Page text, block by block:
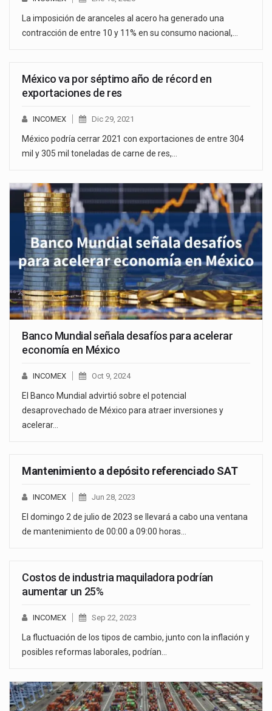
La imposición de aranceles al acero ha generado una
contracción de entre 10 y 11% en su consumo nacional,…
México va por séptimo año de récord en
exportaciones de res
INCOMEX Dic 29, 2021
México podría cerrar 2021 con exportaciones de entre 304
mil y 305 mil toneladas de carne de res,…
Banco Mundial señala desafíos para acelerar
economía en México
INCOMEX Oct 9, 2024
El Banco Mundial advirtió sobre el potencial
desaprovechado de México para atraer inversiones y
acelerar…
Mantenimiento a depósito referenciado SAT
INCOMEX Jun 28, 2023
El domingo 2 de julio de 2023 se llevará a cabo una ventana
de mantenimiento de 00:00 a 09:00 horas…
Costos de industria maquiladora podrían
aumentar un 25%
INCOMEX Sep 22, 2023
La fluctuación de los tipos de cambio, junto con la inflación y
posibles reformas laborales, podrían…